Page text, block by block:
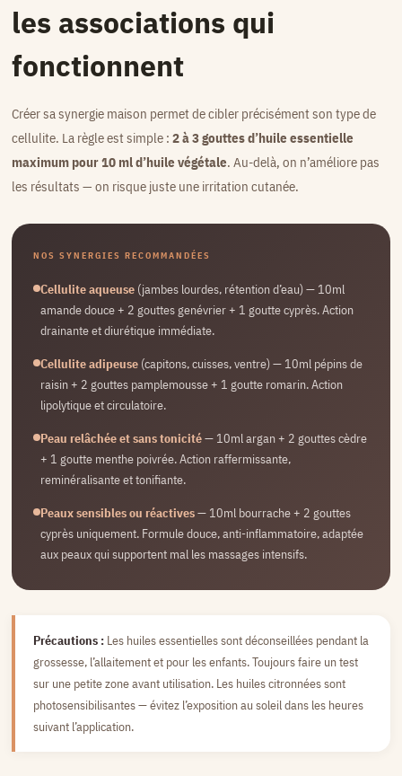
les associations qui
fonctionnent
Créer sa synergie maison permet de cibler précisément son type de
cellulite. La règle est simple : 2 à 3 gouttes d’huile essentielle
maximum pour 10 ml d’huile végétale. Au-delà, on n’améliore pas
les résultats — on risque juste une irritation cutanée.
NOS SYNERGIES RECOMMANDÉES
Cellulite aqueuse(jambes lourdes, rétention d’eau) — 10ml
amande douce + 2 gouttes genévrier + 1 goutte cyprès. Action
drainante et diurétique immédiate.
Cellulite adipeuse(capitons, cuisses, ventre) — 10ml pépins de
raisin + 2 gouttes pamplemousse + 1 goutte romarin. Action
lipolytique et circulatoire.
Peau relâchée et sans tonicité— 10ml argan + 2 gouttes cèdre
+ 1 goutte menthe poivrée. Action raffermissante,
reminéralisante et tonifiante.
Peaux sensibles ou réactives— 10ml bourrache + 2 gouttes
cyprès uniquement. Formule douce, anti-inflammatoire, adaptée
aux peaux qui supportent mal les massages intensifs.
Précautions :Les huiles essentielles sont déconseillées pendant la
grossesse, l’allaitement et pour les enfants. Toujours faire un test
sur une petite zone avant utilisation. Les huiles citronnées sont
photosensibilisantes — évitez l’exposition au soleil dans les heures
suivant l’application.